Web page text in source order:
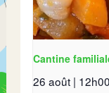
Cantine
26 août | 12h00